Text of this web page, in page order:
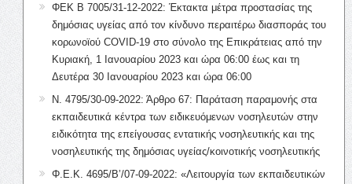
ΦΕΚ Β 7005/31-12-2022: Έκτακτα μέτρα προστασίας της
δημόσιας υγείας από τον κίνδυνο περαιτέρω διασποράς του
κορωνοϊού COVID-19 στο σύνολο της Επικράτειας από την
Κυριακή, 1 Ιανουαρίου 2023 και ώρα 06:00 έως και τη
Δευτέρα 30 Ιανουαρίου 2023 και ώρα 06:00
Ν. 4795/30-09-2022: Άρθρο 67: Παράταση παραμονής στα
εκπαιδευτικά κέντρα των ειδικευόμενων νοσηλευτών στην
ειδικότητα της επείγουσας εντατικής νοσηλευτικής και της
νοσηλευτικής της δημόσιας υγείας/κοινοτικής νοσηλευτικής
Φ.Ε.Κ. 4695/Β’/07-09-2022: «Λειτουργία των εκπαιδευτικών